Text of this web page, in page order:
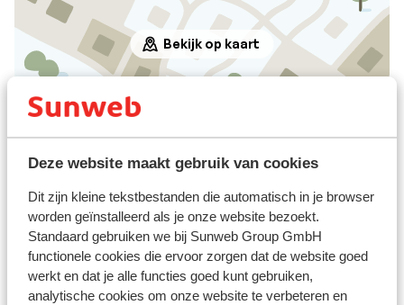
Deze website maakt gebruik van cookies
Dit zijn kleine tekstbestanden die automatisch in je browser
worden geïnstalleerd als je onze website bezoekt.
Standaard gebruiken we bij Sunweb Group GmbH
functionele cookies die ervoor zorgen dat de website goed
werkt en dat je alle functies goed kunt gebruiken,
analytische cookies om onze website te verbeteren en
Bekijk op kaart
Centrum: 500 m
Skilift: 50 m
Winkels: 300 m
Skipas, -les en verhuur